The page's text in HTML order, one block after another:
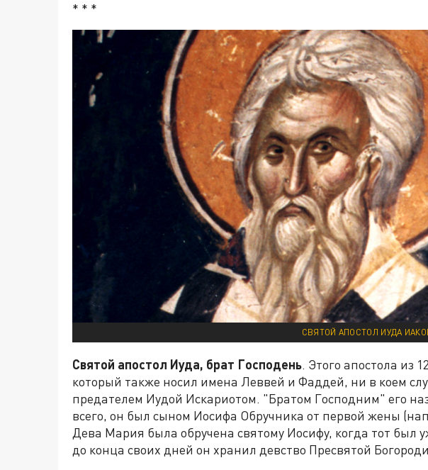
* * *
СВЯТОЙ АПОСТОЛ ИУДА
Святой апостол Иуда, брат Господень. Этого апостола из
который также носил имена Леввей и Фаддей, ни в коем
предателем Иудой Искариотом. "Братом Господним" его
всего, он был сыном Иосифа Обручника от первой жены
Дева Мария была обручена святому Иосифу, когда тот был
до конца своих дней он хранил девство Пресвятой